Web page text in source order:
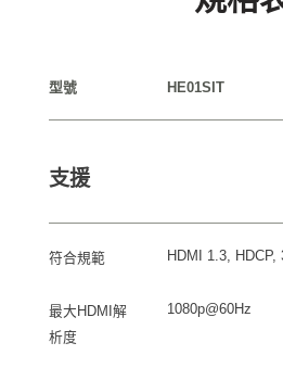
型號 HE01SIT
支援
符合規範 HDMI 1.3, HDCP,
最大HDMI解
析度
1080p@60Hz